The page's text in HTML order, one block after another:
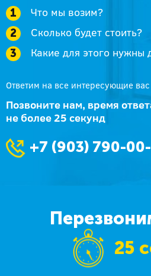
Что мы возим?
Сколько будет стоить?
Какие для этого нужны
Ответим на все интересующие
Позвоните нам, время
не более 25 секунд
+7 (903) 790-
25